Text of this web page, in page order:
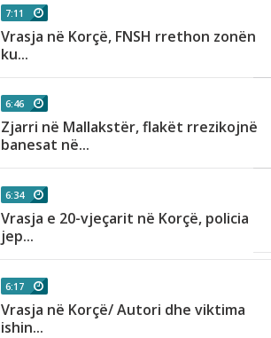
7:11
Vrasja në Korçë, FNSH rrethon zonën
ku...
6:46
Zjarri në Mallakstër, flakët rrezikojnë
banesat në...
6:34
Vrasja e 20-vjeçarit në Korçë, policia
jep...
6:17
Vrasja në Korçë/ Autori dhe viktima
ishin...